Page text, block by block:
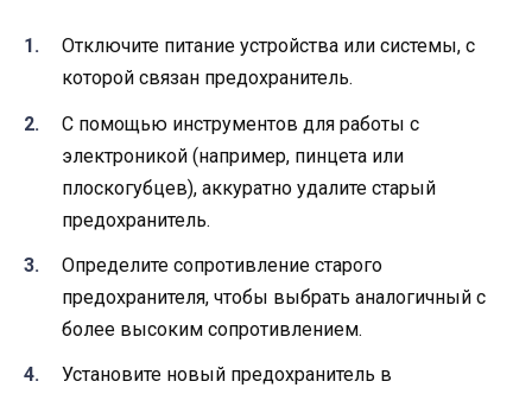
Отключите питание устройства или системы, с
которой связан предохранитель.
С помощью инструментов для работы с
электроникой (например, пинцета или
плоскогубцев), аккуратно удалите старый
предохранитель.
Определите сопротивление старого
предохранителя, чтобы выбрать аналогичный с
более высоким сопротивлением.
Установите новый предохранитель в